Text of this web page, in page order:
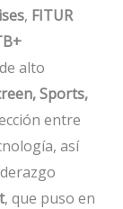
, FITUR
alto
Sports,
entre
así
, que puso en